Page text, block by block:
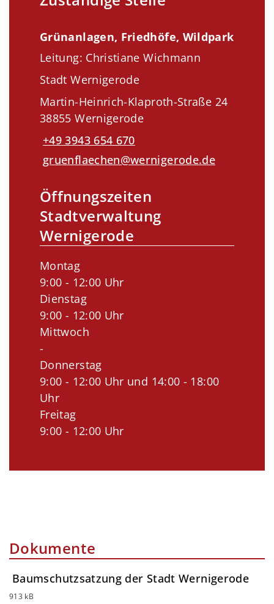
Grünanlagen, Friedhöfe, Wildpark
Leitung: Christiane Wichmann
Stadt Wernigerode
Martin-Heinrich-Klaproth-Straße 24
38855 Wernigerode
+49 3943 654 670
gruenflaechen@wernigerode.de
Öffnungszeiten
Stadtverwaltung
Wernigerode
Montag
9:00 - 12:00 Uhr
Dienstag
9:00 - 12:00 Uhr
Mittwoch
-
Donnerstag
9:00 - 12:00 Uhr und 14:00 - 18:00
Uhr
Freitag
9:00 - 12:00 Uhr
Dokumente
Baumschutzsatzung der Stadt Wernigerode
913 kB